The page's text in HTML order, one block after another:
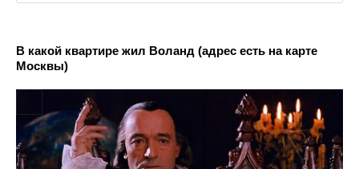
В какой квартире жил Воланд (адрес есть на карте
Москвы)